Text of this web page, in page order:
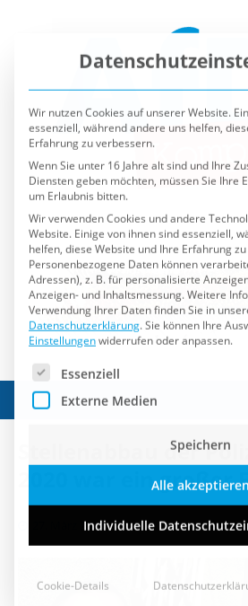
Stellenabbau der
2020 war ein großer
27. März 2018
Wir nutzen Cookies auf unserer Website.
essenziell, während andere uns helfen,
Erfahrung zu verbessern.
Wenn Sie unter 16 Jahre alt sind und Ihre
Diensten geben möchten, müssen Sie Ihre
um Erlaubnis bitten.
Wir verwenden Cookies und andere
Website. Einige von ihnen sind essenziell,
helfen, diese Website und Ihre Erfahrung
Personenbezogene Daten können
Adressen), z. B. für personalisierte
Anzeigen- und Inhaltsmessung.Weitere
Verwendung Ihrer Daten finden Sie in
Datenschutzerklärung. Sie können Ihre
Einstellungenwiderrufen oder anpassen.
Es folgt eine Liste der Service-
Externe Medien
Alle
Individuelle